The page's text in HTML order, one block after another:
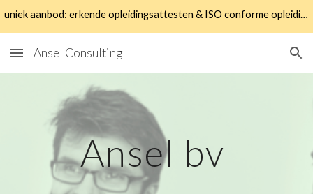
uniek aanbod: erkende opleidingsattesten & ISO conforme opleidingen
Ansel Consulting
Ansel bv